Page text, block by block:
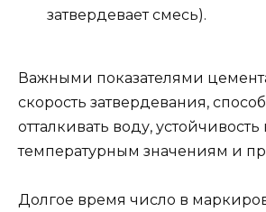
затвердевает смесь).
Важными показателями
скорость затвердевания,
отталкивать воду,
температурным значениям и
Долгое время число в